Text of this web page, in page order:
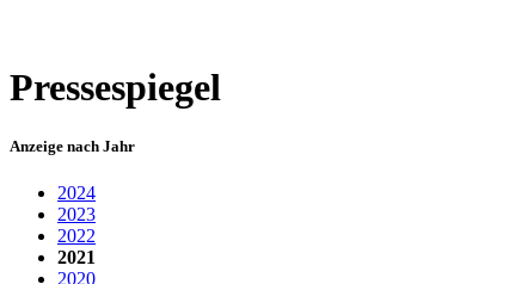
Pressespiegel
Anzeige nach Jahr
2024
2023
2022
2021
2020